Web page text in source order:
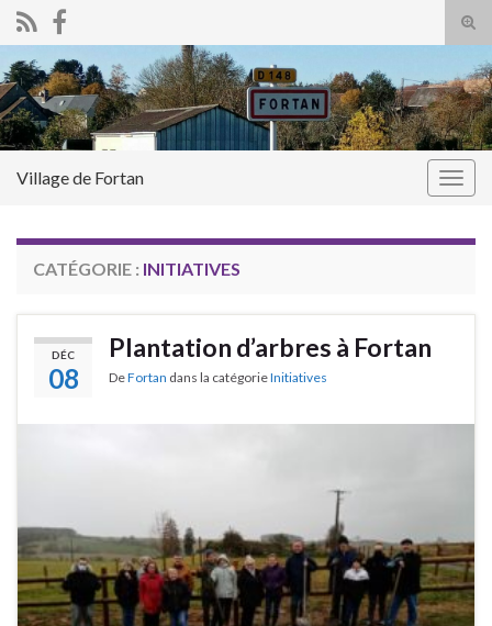
Search for:
Village de Fortan
CATÉGORIE : INITIATIVES
DÉC
08
Plantation d’arbres à Fortan
DeFortan dans la catégorieInitiatives